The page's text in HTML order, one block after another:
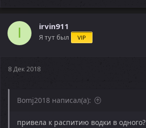
I irvin911
Я тут был VIP
8 Дек 2018
Bomj2018 написал(а):
привела к распитию водки в одного?